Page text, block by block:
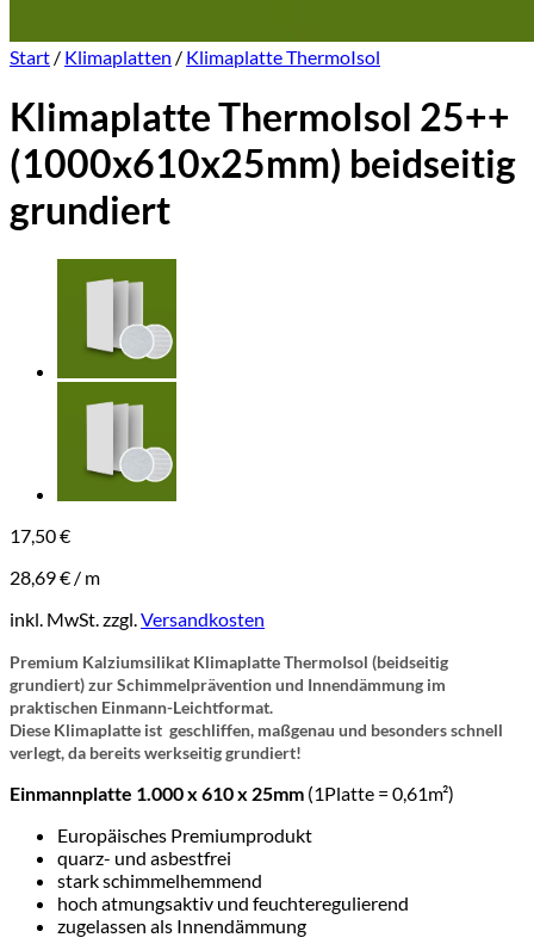
Start / Klimaplatten / Klimaplatte ThermoIsol
Klimaplatte ThermoIsol 25++
(1000x610x25mm) beidseitig
grundiert
17,50€
28,69€ / m
inkl. MwSt.zzgl.Versandkosten
Premium Kalziumsilikat Klimaplatte ThermoIsol (beidseitig
grundiert) zur Schimmelprävention und Innendämmung im
praktischen Einmann-Leichtformat.
Diese Klimaplatte ist geschliffen, maßgenau und besonders schnell
verlegt, da bereits werkseitig grundiert!
Einmannplatte 1.000 x 610 x 25mm (1Platte = 0,61m²)
Europäisches Premiumprodukt
quarz- und asbestfrei
stark schimmelhemmend
hoch atmungsaktiv und feuchteregulierend
zugelassen als Innendämmung